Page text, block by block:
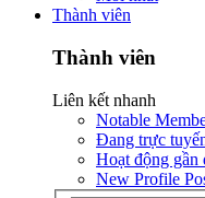
Thành viên
Thành viên
Liên kết nhanh
Notable
Đang trực
Hoạt động gần
New Profile